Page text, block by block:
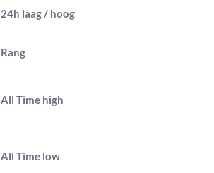
24h laag / hoog
Rang
All Time high
All Time low